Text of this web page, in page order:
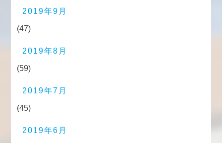
2019年9月
(47)
2019年8月
(59)
2019年7月
(45)
2019年6月